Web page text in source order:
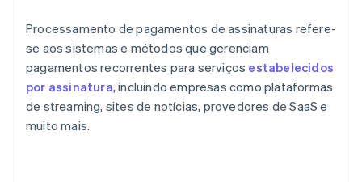
Processamento de pagamentos de assinaturas refere-
se aos sistemas e métodos que gerenciam
pagamentos recorrentes para serviços estabelecidos
por assinatura, incluindo empresas como plataformas
de streaming, sites de notícias, provedores de SaaS e
muito mais.